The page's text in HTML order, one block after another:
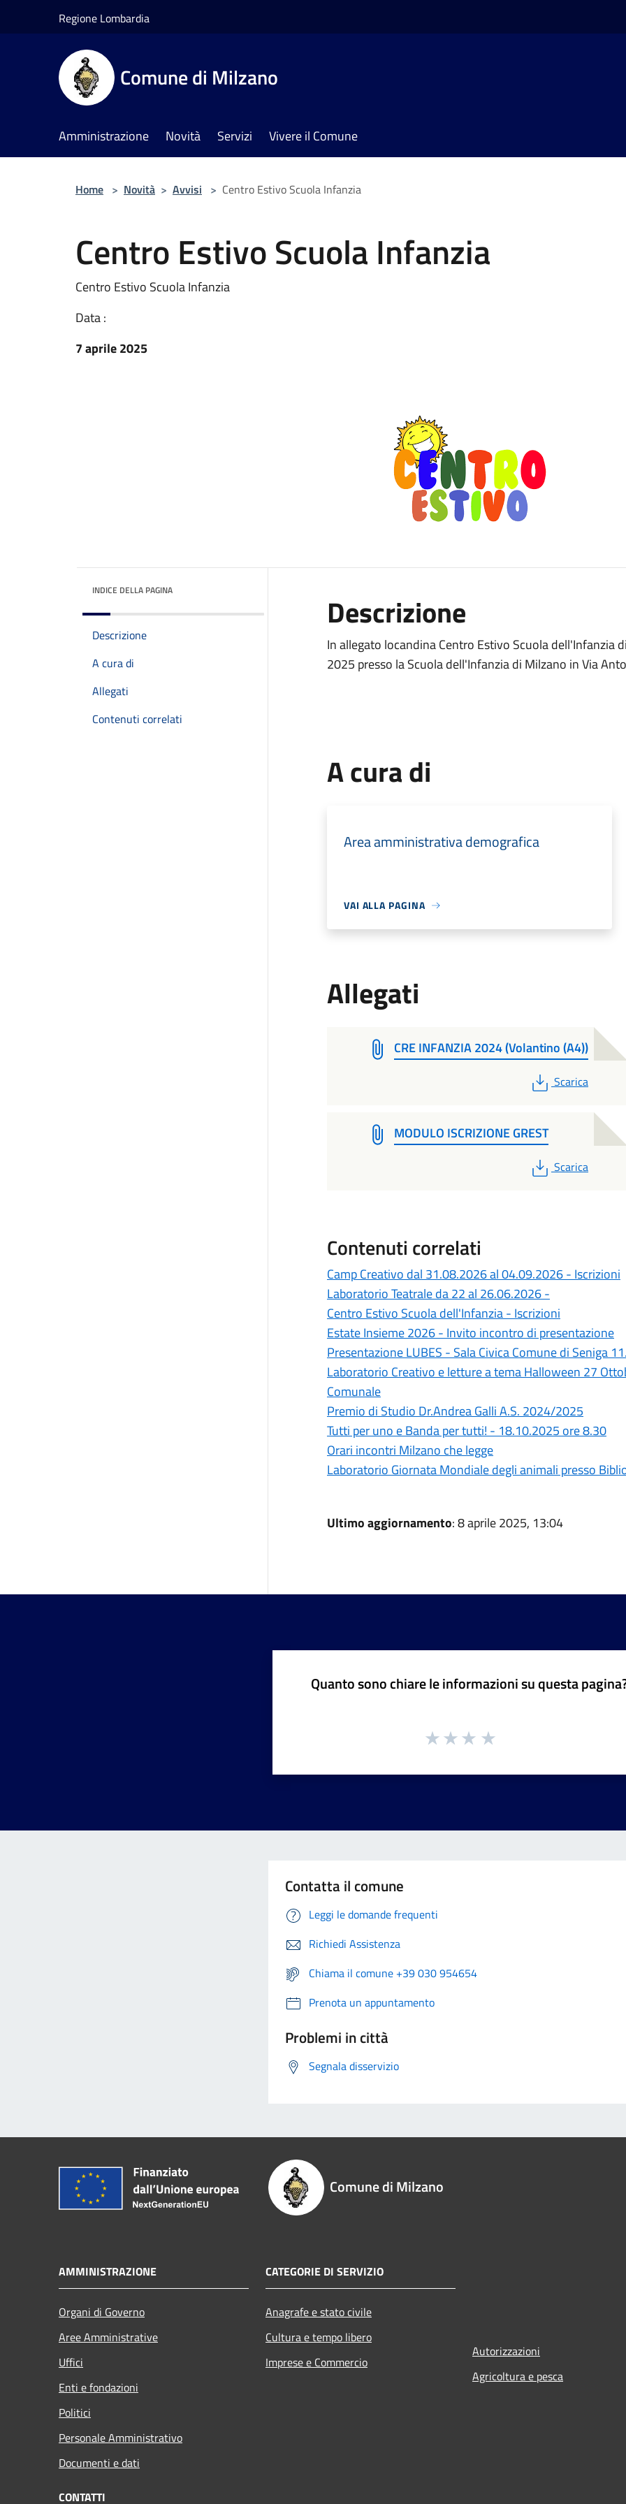
Regione Lombardia
Comune di Milzano
Amministrazione Novità Servizi Vivere il Comune
Home > Novità > Avvisi > Centro Estivo Scuola Infanzia
Centro Estivo Scuola Infanzia
Centro Estivo Scuola Infanzia
Data :
7 aprile 2025
INDICE DELLA PAGINA
Descrizione
A cura di
Allegati
Contenuti correlati
Descrizione
In allegato locandina Centro Estivo Scuola dell'Infanzia
2025 presso la Scuola dell'Infanzia di Milzano in Via
A cura di
Area amministrativa demografica
VAI ALLA PAGINA
Allegati
CRE INFANZIA 2024 (Volantino (A4))
PDF
Scarica
MODULO ISCRIZIONE GREST
PDF
Scarica
Contenuti correlati
Camp Creativo dal 31.08.2026 al 04.09.2026 - Iscrizioni
Laboratorio Teatrale da 22 al 26.06.2026 -
Centro Estivo Scuola dell'Infanzia - Iscrizioni
Estate Insieme 2026 - Invito incontro di presentazione
Presentazione LUBES - Sala Civica Comune di Seniga
Laboratorio Creativo e letture a tema Halloween 27
Comunale
Premio di Studio Dr.Andrea Galli A.S. 2024/2025
Tutti per uno e Banda per tutti! - 18.10.2025 ore 8.30
Orari incontri Milzano che legge
Laboratorio Giornata Mondiale degli animali presso
Ultimo aggiornamento: 8 aprile 2025, 13:04
Quanto sono chiare le informazioni su questa
Contatta il comune
Leggi le domande frequenti
Richiedi Assistenza
Chiama il comune +39 030 954654
Prenota un appuntamento
Problemi in città
Segnala disservizio
Comune di Milzano
AMMINISTRAZIONE
Organi di Governo
Aree Amministrative
Uffici
Enti e fondazioni
Politici
Personale Amministrativo
Documenti e dati
CATEGORIE DI SERVIZIO
Anagrafe e stato civile
Cultura e tempo libero
Imprese e Commercio
Autorizzazioni
Agricoltura e pesca
CONTATTI